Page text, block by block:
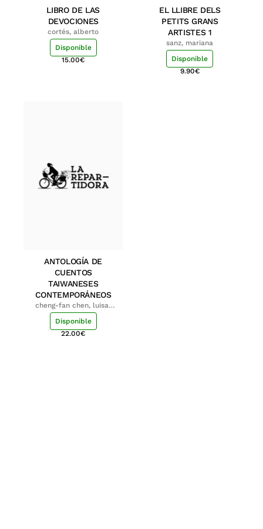
LIBRO DE LAS
DEVOCIONES
cortés, alberto
Disponible
15.00€
EL LLIBRE DELS
PETITS GRANS
ARTISTES 1
sanz, mariana
Disponible
9.90€
ANTOLOGÍA DE
CUENTOS
TAIWANESES
CONTEMPORÁNEOS
cheng-fan chen, luisa;
shu-ying chang, luisa
Disponible
22.00€